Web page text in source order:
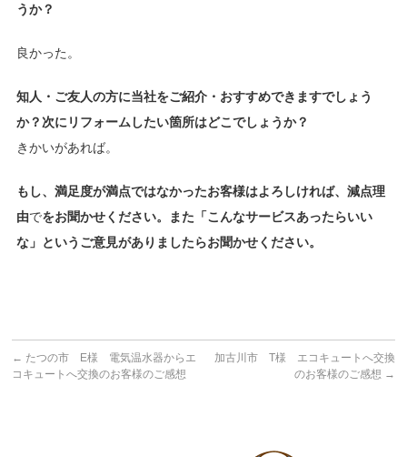
うか？
良かった。
知人・ご友人の方に当社をご紹介・おすすめできますでしょう
か？次にリフォームしたい箇所はどこでしょうか？
きかいがあれば。
もし、満足度が満点ではなかったお客様はよろしければ、減点理
由でをお聞かせください。また「こんなサービスあったらいい
な」というご意見がありましたらお聞かせください。
← たつの市 E様 電気温水器からエ
コキュートへ交換のお客様のご感想
加古川市 T様 エコキュートへ交換
のお客様のご感想 →